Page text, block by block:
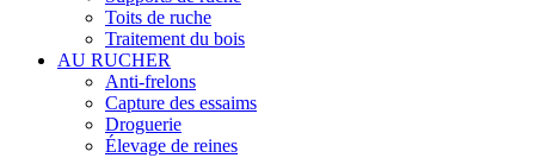
Toits de ruche
Traitement du bois
AU RUCHER
Anti-frelons
Capture des essaims
Droguerie
Élevage de reines